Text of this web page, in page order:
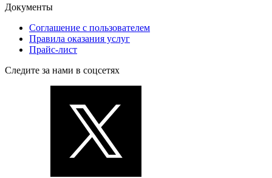
Документы
Соглашение с пользователем
Правила оказания услуг
Прайс-лист
Следите за нами в соцсетях